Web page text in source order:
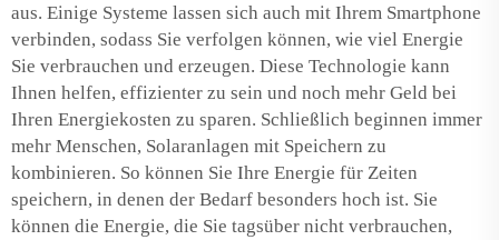
aus. Einige Systeme lassen sich auch mit Ihrem Smartphone
verbinden, sodass Sie verfolgen können, wie viel Energie
Sie verbrauchen und erzeugen. Diese Technologie kann
Ihnen helfen, effizienter zu sein und noch mehr Geld bei
Ihren Energiekosten zu sparen. Schließlich beginnen immer
mehr Menschen, Solaranlagen mit Speichern zu
kombinieren. So können Sie Ihre Energie für Zeiten
speichern, in denen der Bedarf besonders hoch ist. Sie
können die Energie, die Sie tagsüber nicht verbrauchen,